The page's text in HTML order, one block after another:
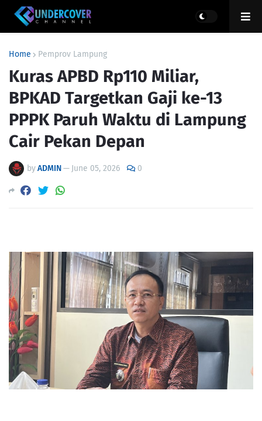
Home Pemprov Lampung
Kuras APBD Rp110 Miliar,
BPKAD Targetkan Gaji ke-13
PPPK Paruh Waktu di Lampung
Cair Pekan Depan
byADMIN— June 05, 2026 0